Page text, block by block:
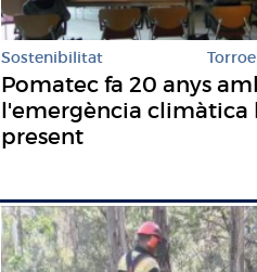
Sostenibilitat
Pomatec fa 20 anys
l'emergència climàtica
present